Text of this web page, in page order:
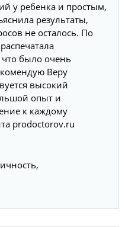
у ребенка и простым,
результаты,
не осталось. По
было очень
Веру
высокий
опыт и
к каждому
prodoctorov.ru